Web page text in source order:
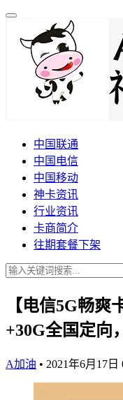
中国联通
中国电信
中国移动
神卡资讯
行业资讯
卡商简介
往期套餐下架
【电信5G畅爽
+30G全国定向
A加油 • 2021年6月17日